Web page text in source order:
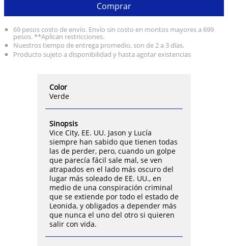
Comprar
69 pesos costo de envío. Envío sin costo en montos mayores a 699
pesos. **Aplican restricciones.
Nuestros tiempo de entrega promedio, son de 2 a 3 días.
Producto sujeto a disponibilidad y hasta agotar existencias
Color
Verde
Sinopsis
Vice City, EE. UU. Jason y Lucía
siempre han sabido que tienen todas
las de perder, pero, cuando un golpe
que parecía fácil sale mal, se ven
atrapados en el lado más oscuro del
lugar más soleado de EE. UU., en
medio de una conspiración criminal
que se extiende por todo el estado de
Leonida, y obligados a depender más
que nunca el uno del otro si quieren
salir con vida.